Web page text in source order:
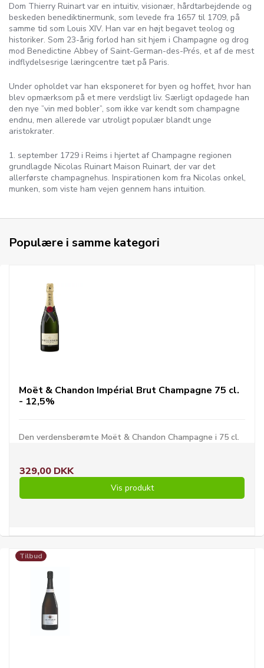
Dom Thierry Ruinart var en intuitiv, visionær, hårdtarbejdende og
beskeden benediktinermunk, som levede fra 1657 til 1709, på
samme tid som Louis XIV. Han var en højt begavet teolog og
historiker. Som 23-årig forlod han sit hjem i Champagne og drog
mod Benedictine Abbey of Saint-German-des-Prés, et af de mest
indflydelsesrige læringcentre tæt på Paris.
Under opholdet var han eksponeret for byen og hoffet, hvor han
blev opmærksom på et mere verdsligt liv. Særligt opdagede han
den nye ”vin med bobler”, som ikke var kendt som champagne
endnu, men allerede var utroligt populær blandt unge
aristokrater.
1. september 1729 i Reims i hjertet af Champagne regionen
grundlagde Nicolas Ruinart Maison Ruinart, der var det
allerførste champagnehus. Inspirationen kom fra Nicolas onkel,
munken, som viste ham vejen gennem hans intuition.
Populære i samme kategori
Moët & Chandon Impérial Brut Champagne 75 cl.
- 12,5%
Den verdensberømte Moët & Chandon Champagne i 75 cl.
329,00 DKK
Vis produkt
Tilbud